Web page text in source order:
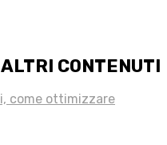
ALTRI CONTENUTI